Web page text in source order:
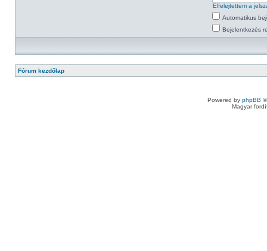
Elfelejtettem a
Automatikus
Bejelentkezés
Fórum kezdőlap
Powered by phpBB
Magyar